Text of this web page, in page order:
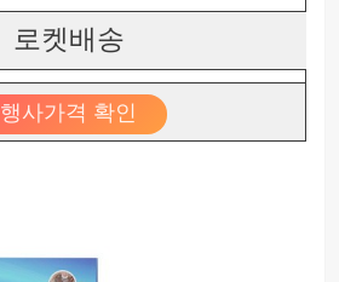
로켓배송
행사가격 확인